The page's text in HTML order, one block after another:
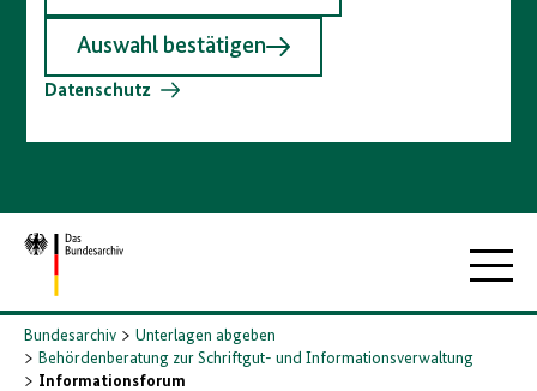
Auswahl bestätigen
Datenschutz
Zur
Startseite
Bundesarchiv
Unterlagen abgeben
Behördenberatung zur Schriftgut- und Informationsverwaltung
Informationsforum